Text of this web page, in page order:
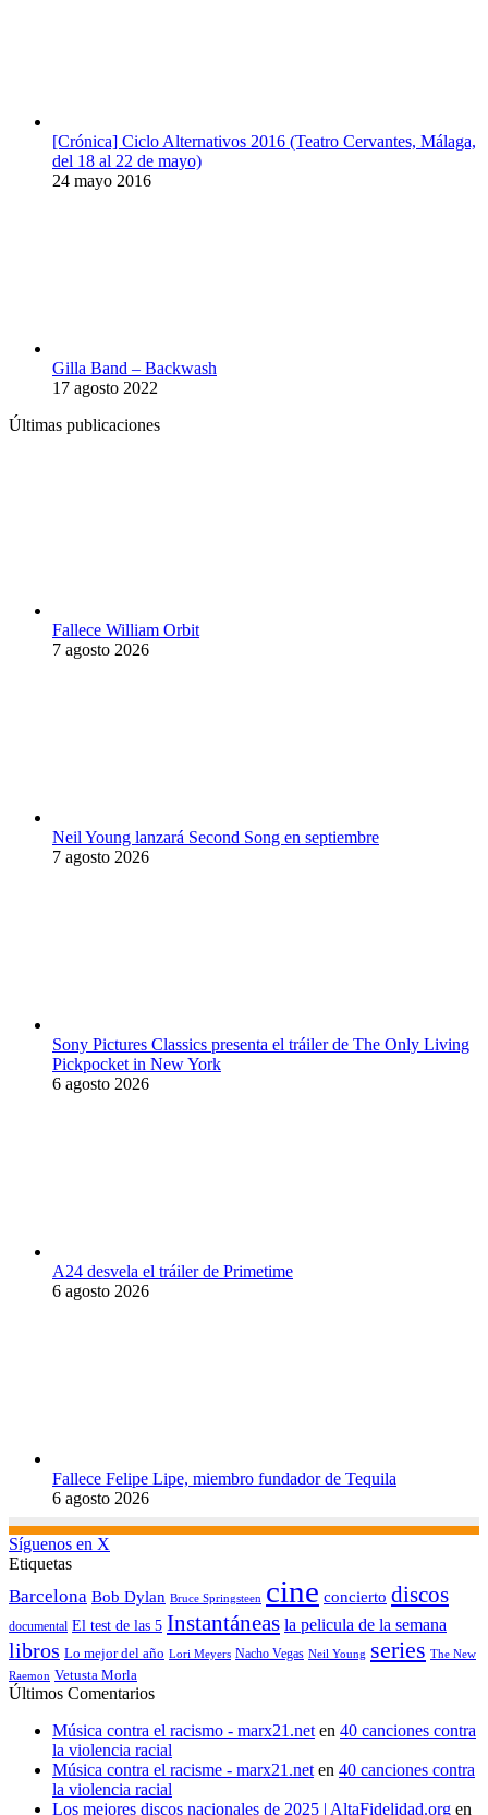
[Crónica] Ciclo Alternativos 2016 (Teatro Cervantes, Málaga,
del 18 al 22 de mayo)
24 mayo 2016
Gilla Band – Backwash
17 agosto 2022
Últimas publicaciones
Fallece William Orbit
7 agosto 2026
Neil Young lanzará Second Song en septiembre
7 agosto 2026
Sony Pictures Classics presenta el tráiler de The Only Living
Pickpocket in New York
6 agosto 2026
A24 desvela el tráiler de Primetime
6 agosto 2026
Fallece Felipe Lipe, miembro fundador de Tequila
6 agosto 2026
Síguenos en X
Etiquetas
Barcelona Bob Dylan Bruce Springsteen cine concierto discos
documental El test de las 5 Instantáneas la pelicula de la semana
libros Lo mejor del año Lori Meyers Nacho Vegas Neil Young series The New
Raemon Vetusta Morla
Últimos Comentarios
Música contra el racismo - marx21.neten 40 canciones contra
la violencia racial
Música contra el racisme - marx21.neten 40 canciones contra
la violencia racial
Los mejores discos nacionales de 2025 | AltaFidelidad.org en